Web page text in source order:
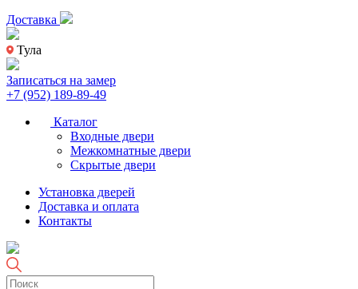
Доставка
Тула
Записаться на замер
+7 (952) 189-89-49
Каталог
Входные двери
Межкомнатные двери
Скрытые двери
Установка дверей
Доставка и оплата
Контакты